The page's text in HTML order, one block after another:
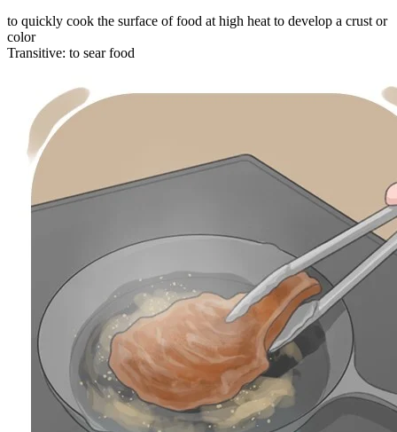
to quickly cook the surface of food at high heat to develop a crust or
color
Transitive: to searfood